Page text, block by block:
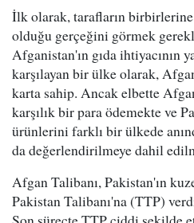
İlk olarak, tarafların birbirlerine
olduğu gerçeğini görmek
Afganistan'ın gıda ihtiyacının
karşılayan bir ülke olarak,
karta sahip. Ancak elbette
karşılık bir para ödemekte ve
ürünlerini farklı bir ülkede
da değerlendirilmeye dahil
Afgan Talibanı, Pakistan'ın
Pakistan Talibanı'na (TTP)